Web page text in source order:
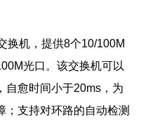
换机，提供8个10/100M
光口。该交换机可以
自愈时间小于20ms，为
；支持对环路的自动检测